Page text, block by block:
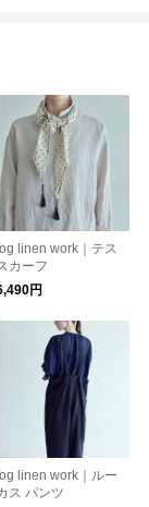
linen work｜テス
カーフ
円
linen work｜ルー
ス パンツ